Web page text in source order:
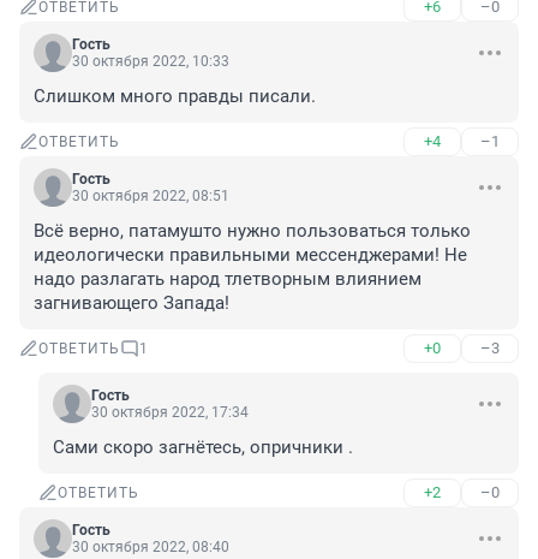
ОТВЕТИТЬ +6 –0
Гость
30 октября 2022, 10:33
Слишком много правды писали.
ОТВЕТИТЬ +4 –1
Гость
30 октября 2022, 08:51
Всё верно, патамушто нужно пользоваться только
идеологически правильными мессенджерами! Не
надо разлагать народ тлетворным влиянием
загнивающего Запада!
ОТВЕТИТЬ 1 +0 –3
Гость
30 октября 2022, 17:34
Сами скоро загнётесь, опричники .
ОТВЕТИТЬ +2 –0
Гость
30 октября 2022, 08:40